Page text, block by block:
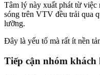
Tâm lý này xuất phát từ việc
sóng trên VTV đều trải qua
lưỡng.
Đây là yếu tố mà rất ít nền
Tiếp cận nhóm khách